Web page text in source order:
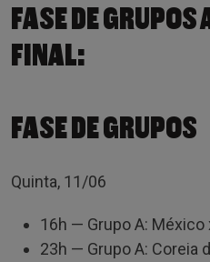
FASE DE GRUPOS
FINAL:
FASE DE GRUPOS
Quinta, 11/06
16h — Grupo A: México
23h — Grupo A: Coreia